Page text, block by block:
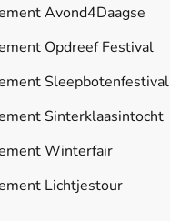
Avond4Daagse
Opdreef Festival
Sleepbotenfestival
Sinterklaasintocht
Winterfair
Lichtjestour